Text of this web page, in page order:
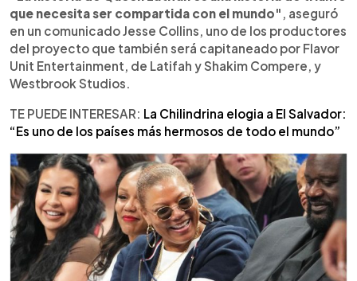
que necesita ser compartida con el mundo" , aseguró
en un comunicado Jesse Collins, uno de los productores
del proyecto que también será capitaneado por Flavor
Unit Entertainment, de Latifah y Shakim Compere, y
Westbrook Studios.
TE PUEDE INTERESAR: La Chilindrina elogia a El Salvador:
“Es uno de los países más hermosos de todo el mundo”